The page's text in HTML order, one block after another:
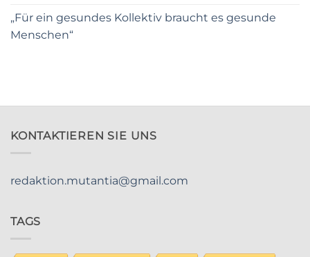
„Für ein gesundes Kollektiv braucht es gesunde
Menschen“
KONTAKTIEREN SIE UNS
redaktion.mutantia@gmail.com
TAGS